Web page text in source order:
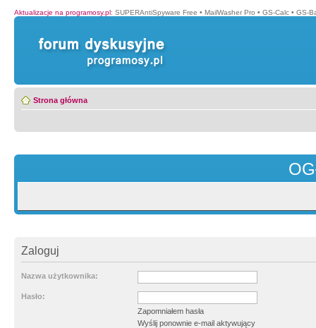
Aktualizacje na programosy.pl: SUPERAntiSpyware Free • MailWasher Pro • GS-Calc • GS-
Strona główna
Zaloguj
Nazwa użytkownika:
Hasło:
Zapomniałem hasła
Wyślij ponownie e-mail aktywujący